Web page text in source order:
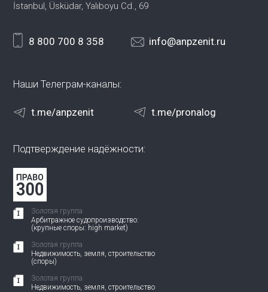
İstanbul, Üsküdar, Yalıboyu Cd., 69
8 800 700 8 358 info@anpzenit.ru
Наши Телеграм-каналы:
t.me/anpzenit t.me/pronalog
Подтверждение надёжности:
Золотая группа
Арбитражное судопроизводство:
(крупные споры: high market)
Золотая группа
Недвижимость, земля, строительство
(споры)
Золотая группа
Недвижимость, земля, строительство